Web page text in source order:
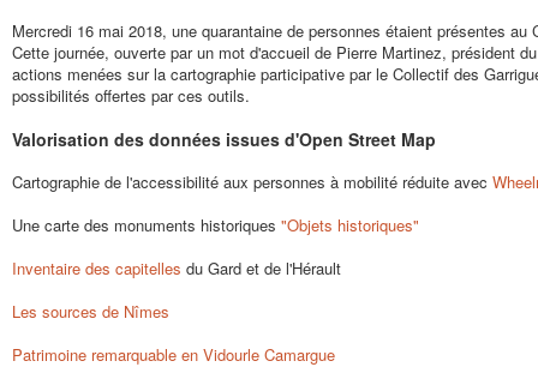
Mercredi 16 mai 2018, une quarantaine de personnes étaient présentes
Cette journée, ouverte par un mot d'accueil de Pierre Martinez, président
actions menées sur la cartographie participative par le Collectif des
possibilités offertes par ces outils.
Valorisation des données issues d'Open Street Map
Cartographie de l'accessibilité aux personnes à mobilité réduite avec
Une carte des monuments historiques "Objets historiques"
Inventaire des capitelles du Gard et de l'Hérault
Les sources de Nîmes
Patrimoine remarquable en Vidourle Camargue